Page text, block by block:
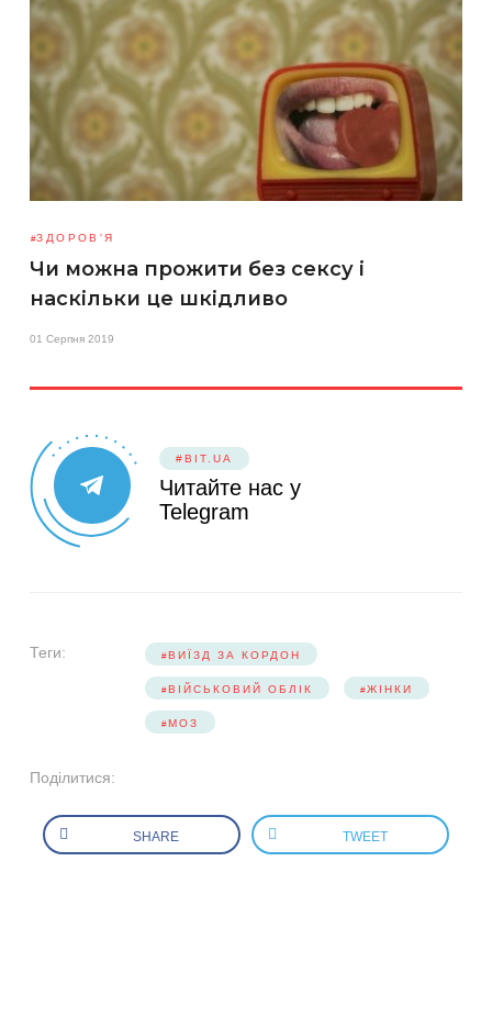
ЗДОРОВ'Я
Чи можна прожити без сексу і
наскільки це шкідливо
01 Серпня 2019
#BIT.UA
Читайте нас у
Telegram
Теги: ВИЇЗД ЗА КОРДОН
ВІЙСЬКОВИЙ ОБЛІК ЖІНКИ
МОЗ
Поділитися:
SHARE TWEET